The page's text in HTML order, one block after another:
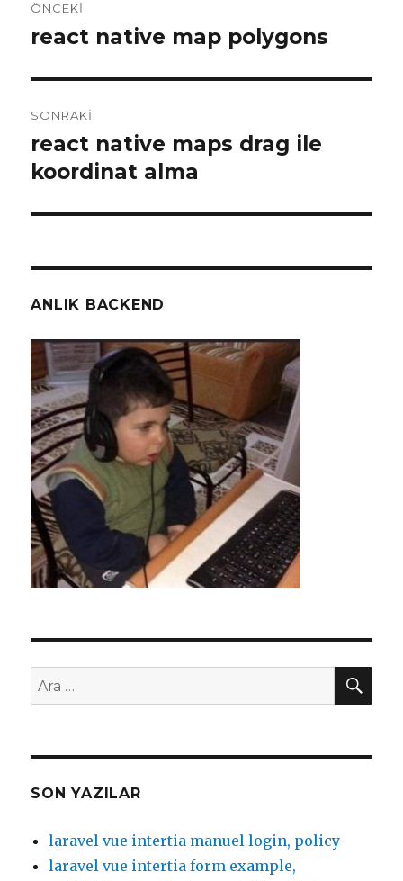
gezinmesi
ÖNCEKI
Önceki
react native map polygons
SONRAKI
Sonraki
yazı:
react native maps drag ile
koordinat alma
ANLIK BACKEND
Ara: ARA
SON YAZILAR
laravel vue intertia manuel login, policy
laravel vue intertia form example,